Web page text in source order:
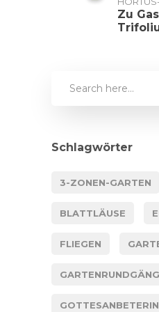
Zu
Schlagwörter
3-ZONEN-GARTEN
BLATTLÄUSE
FLIEGEN
GOTTESANBETERIN